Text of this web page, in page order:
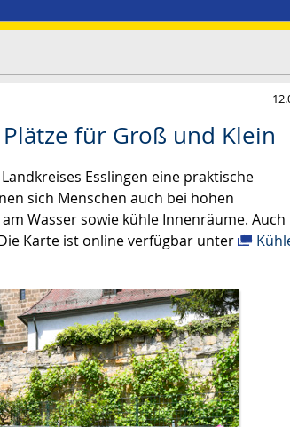
für Groß und Klein
Esslingen eine praktische
sich Menschen auch bei hohen
Wasser sowie kühle Innenräume. Auch
Karte ist online verfügbar unter